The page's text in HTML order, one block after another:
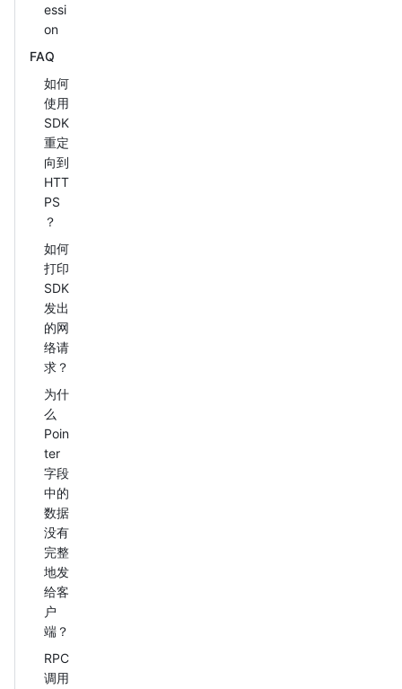
essi
on
FAQ
如何
使用
SDK
重定
向到
HTT
PS
？
如何
打印
SDK
发出
的网
络请
求？
为什
么
Poin
ter
字段
中的
数据
没有
完整
地发
给客
户
端？
RPC
调用